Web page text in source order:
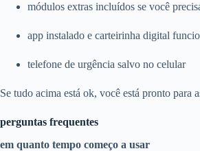
módulos extras incluídos se você
app instalado e carteirinha digital
telefone de urgência salvo no celular
Se tudo acima está ok, você está pronto para
perguntas frequentes
em quanto tempo começo a usar